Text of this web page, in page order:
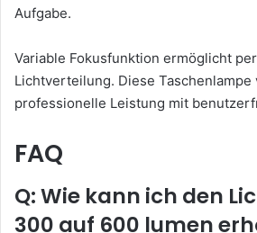
Aufgabe.
Variable Fokusfunktion ermöglicht
Lichtverteilung. Diese Taschenlampe
professionelle Leistung mit
FAQ
Q: Wie kann ich den
300 auf 600 lumen